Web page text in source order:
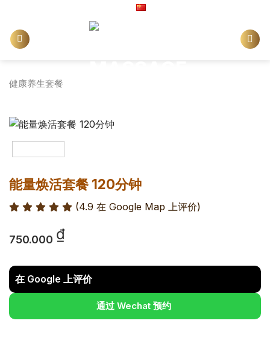
content
健康养生套餐
能量焕活套餐 120分钟
(4.9 在 Google Map 上评价)
750.000 ₫
在 Google 上评价
通过 Wechat 预约